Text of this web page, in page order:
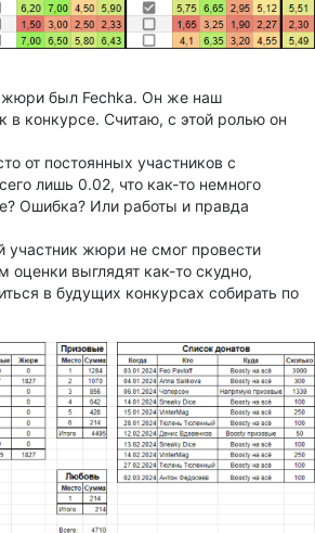
жюри был Fechka. Он же наш
в конкурсе. Считаю, с этой ролью он
от постоянных участников с
лишь 0.02, что как-то немного
Ошибка? Или работы и правда
участник жюри не смог провести
оценки выглядят как-то скудно,
в будущих конкурсах собирать по